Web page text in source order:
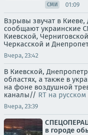
СМИ 01:09
Взрывы звучат в Киеве,
сообщают украинские
Киевской,
Черкасской и
Вчера, 23:42
В Киевской,
областях, а также в
на фоне воздушной
каналы// RT на русском
Вчера, 23:39
в городе